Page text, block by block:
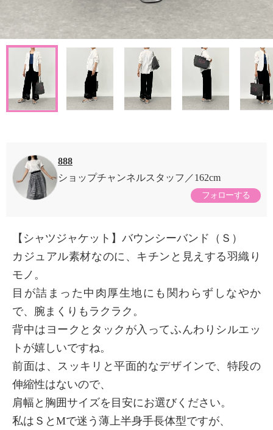
888
ショップチャンネルスタッフ
162cm
フォローする
【シャツジャケット】バウンシーバンド（Ｓ）
カジュアル素材なのに、キチンと見えする羽織り
モノ。
目が詰まった中肉厚生地にも関わらずしなやか
で、腕まくりもラクラク。
背中はヨークとタックが入ってふんわりシルエッ
トが嬉しいですね。
前面は、スッキリと平面的なデザインで、特段の
伸縮性はないので、
肩幅と胸囲サイズを目安にお選びください。
私はＳとМで迷う薄上半身手長体型ですが、